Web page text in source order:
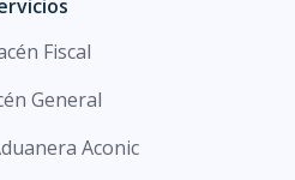
Fiscal
General
Aconic